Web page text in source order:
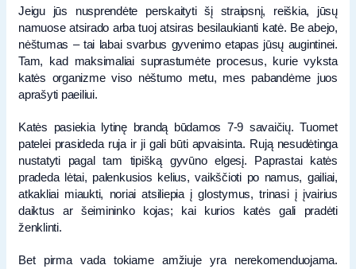
Jeigu jūs nusprendėte perskaityti šį straipsnį, reiškia, jūsų
namuose atsirado arba tuoj atsiras besilaukianti katė. Be abejo,
nėštumas – tai labai svarbus gyvenimo etapas jūsų augintinei.
Tam, kad maksimaliai suprastumėte procesus, kurie vyksta
katės organizme viso nėštumo metu, mes pabandėme juos
aprašyti paeiliui.
Katės pasiekia lytinę brandą būdamos 7-9 savaičių. Tuomet
patelei prasideda ruja ir ji gali būti apvaisinta. Rują nesudėtinga
nustatyti pagal tam tipišką gyvūno elgesį. Paprastai katės
pradeda lėtai, palenkusios kelius, vaikščioti po namus, gailiai,
atkakliai miaukti, noriai atsiliepia į glostymus, trinasi į įvairius
daiktus ar šeimininko kojas; kai kurios katės gali pradėti
ženklinti.
Bet pirma vada tokiame amžiuje yra nerekomenduojama.